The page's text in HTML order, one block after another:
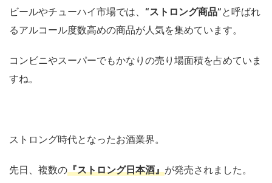
ビールやチューハイ市場では、 “ストロング商品”と呼ばれ
るアルコール度数高めの商品が人気を集めています。
コンビニやスーパーでもかなりの売り場面積を占めていま
すね。
ストロング時代となったお酒業界。
先日、複数の『ストロング日本酒』が発売されました。